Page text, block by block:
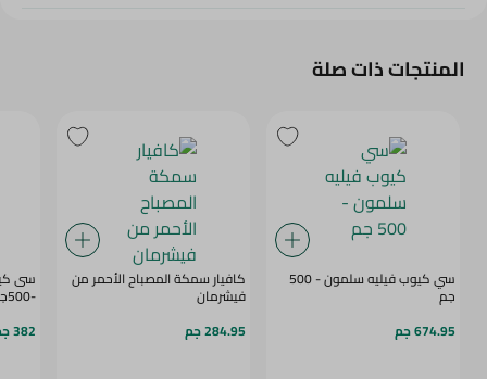
المنتجات ذات صلة
سي كيوب فيليه سلمون - 500
جم
674.95 جم
كافيار سمكة المصباح الأحمر من
فيشرمان
284.95 جم
سى
-500جرام
382 جم